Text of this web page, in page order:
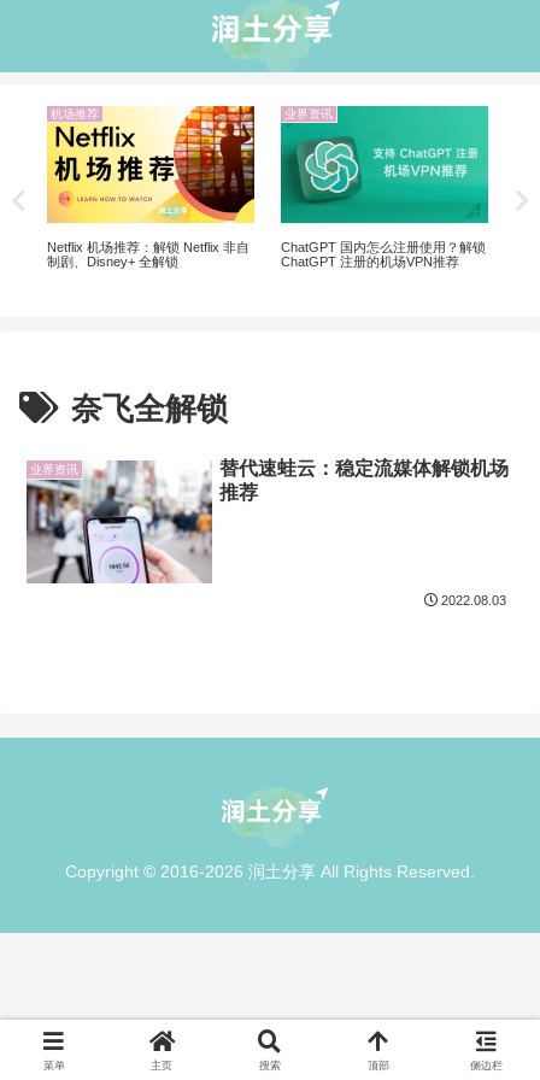
机场推荐
Netflix 机场推荐：解锁 Netflix 非自
制剧、Disney+ 全解锁
业界资讯
ChatGPT 国内怎么注册使用？解锁
ChatGPT 注册的机场VPN推荐
奈飞全解锁
业界资讯
替代速蛙云：稳定流媒体解锁机场
推荐
2022.08.03
Copyright © 2016-2026 润土分享 All Rights Reserved.
菜单 主页 搜索 顶部 侧边栏